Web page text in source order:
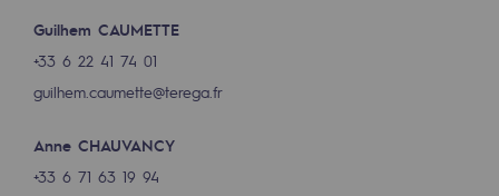
Guilhem CAUMETTE
+33 6 22 41 74 01
guilhem.caumette@terega.fr
Anne CHAUVANCY
+33 6 71 63 19 94